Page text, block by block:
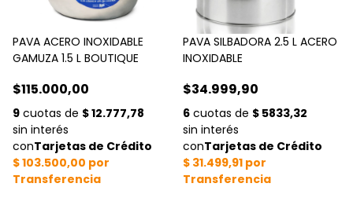
PAVA ACERO INOXIDABLE
GAMUZA 1.5 L BOUTIQUE
$115.000,00
PAVA SILBADORA 2.5 L ACERO
INOXIDABLE
$34.999,90